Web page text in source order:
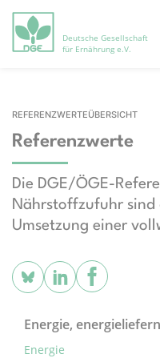
Deutsche Gesellschaft
für Ernährung e.V.
REFERENZWERTEÜBERSICHT
Referenzwerte
Die DGE/ÖGE-
Nährstoffzufuhr sind
Umsetzung einer
Energie,
Energie